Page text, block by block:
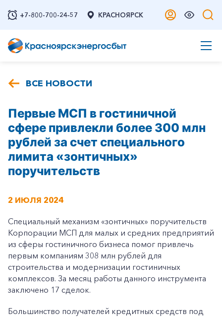
+7-800-700-24-57 КРАСНОЯРСК
ВСЕ НОВОСТИ
Первые МСП в гостиничной
сфере привлекли более 300 млн
рублей за счет специального
лимита «зонтичных»
поручительств
2 ИЮЛЯ 2024
Специальный механизм «зонтичных» поручительств
Корпорации МСП для малых и средних предприятий
из сферы гостиничного бизнеса помог привлечь
первым компаниям 308 млн рублей для
строительства и модернизации гостиничных
комплексов. За месяц работы данного инструмента
заключено 17 сделок.
Большинство получателей кредитных средств под